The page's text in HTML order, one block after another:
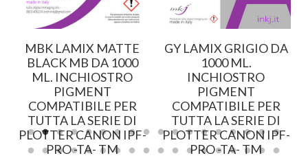
MBK LAMIX MATTE
BLACK MB DA 1000
ML. INCHIOSTRO
PIGMENT
COMPATIBILE PER
TUTTA LA SERIE DI
PLOTTER CANON IPF-
PRO -TA- TM
GY LAMIX GRIGIO DA
1000 ML.
INCHIOSTRO
PIGMENT
COMPATIBILE PER
TUTTA LA SERIE DI
PLOTTER CANON IPF-
PRO -TA- TM